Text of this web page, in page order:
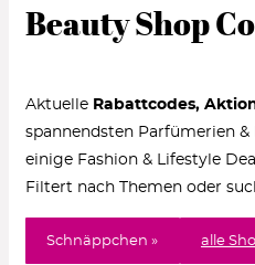
Beauty Shop
Aktuelle Rabattcodes,
spannendsten Parfümerien
einige Fashion & Lifestyle
Filtert nach Themen oder
Schnäppchen » alle